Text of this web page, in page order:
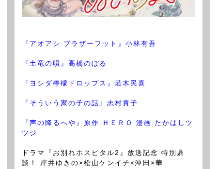
『アオアシ ブラザーフット』小林有吾
『土竜の唄』高橋のぼる
『ヨシダ檸檬ドロップス』若木民喜
『そういう家の子の話』志村貴子
『声の降るへや』原作:ＨＥＲＯ 漫画:たかはしツ
ツジ
ドラマ『お別れホスピタル2』放送記念 特別鼎
談！ 岸井ゆきの×松山ケンイチ×沖田×華